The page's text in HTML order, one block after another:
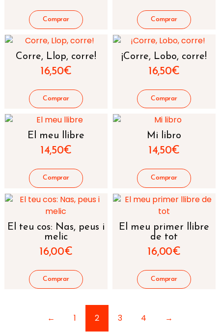
Corre, Llop, corre!
16,50€
¡Corre, Lobo, corre!
16,50€
El meu llibre
14,50€
Mi libro
14,50€
El teu cos: Nas, peus i
melic
16,00€
El meu primer llibre
de tot
16,00€
← 1 2 3 4 →